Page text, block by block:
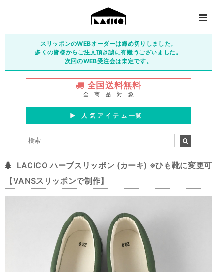
スリッポンのWEBオーダーは締め切りしました。
多くの皆様からご注文頂き誠に有難うございました。
次回のWEB受注会は未定です。
全国送料無料
全 商 品 対 象
▶︎ 人 気 ア イ テ ム 一覧
LACICO ハーブスリッポン (カーキ) ※ひも靴に変更可
【VANSスリッポンで制作】